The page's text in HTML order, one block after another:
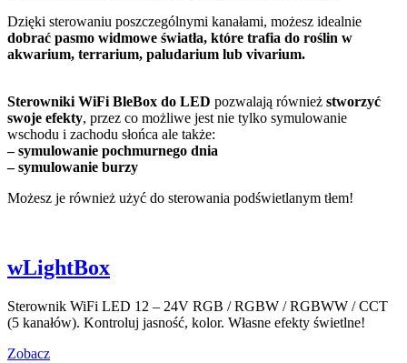
Dzięki sterowaniu poszczególnymi kanałami, możesz idealnie
dobrać pasmo widmowe światła, które trafia do roślin w
akwarium, terrarium, paludarium lub vivarium.
Sterowniki WiFi BleBox do LED pozwalają również stworzyć
swoje efekty, przez co możliwe jest nie tylko symulowanie
wschodu i zachodu słońca ale także:
– symulowanie pochmurnego dnia
– symulowanie burzy
Możesz je również użyć do sterowania podświetlanym tłem!
wLightBox
Sterownik WiFi LED 12 – 24V RGB / RGBW / RGBWW / CCT
(5 kanałów). Kontroluj jasność, kolor. Własne efekty świetlne!
Zobacz